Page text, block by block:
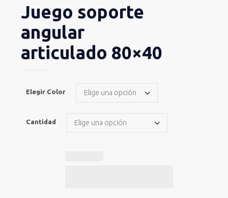
Juego soporte
angular
articulado 80×40
Elegir Color
Cantidad